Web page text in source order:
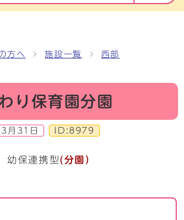
方へ 施設一覧 西部
り保育園分園
月31日 ID:8979
幼保連携型(分園）